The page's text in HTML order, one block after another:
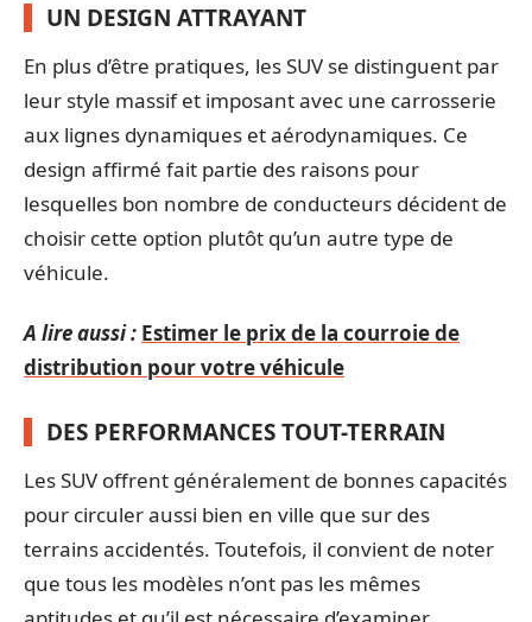
UN DESIGN ATTRAYANT
En plus d’être pratiques, les SUV se distinguent par
leur style massif et imposant avec une carrosserie
aux lignes dynamiques et aérodynamiques. Ce
design affirmé fait partie des raisons pour
lesquelles bon nombre de conducteurs décident de
choisir cette option plutôt qu’un autre type de
véhicule.
A lire aussi : Estimer le prix de la courroie de
distribution pour votre véhicule
DES PERFORMANCES TOUT-TERRAIN
Les SUV offrent généralement de bonnes capacités
pour circuler aussi bien en ville que sur des
terrains accidentés. Toutefois, il convient de noter
que tous les modèles n’ont pas les mêmes